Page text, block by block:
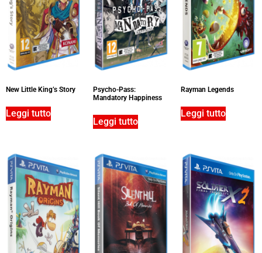
New Little King’s Story
Leggi tutto
Psycho-Pass:
Mandatory Happiness
Leggi tutto
Rayman Legends
Leggi tutto